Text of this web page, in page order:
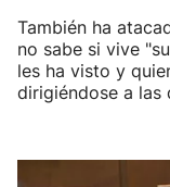
También ha
no sabe si vive
les ha visto y
dirigiéndose a las